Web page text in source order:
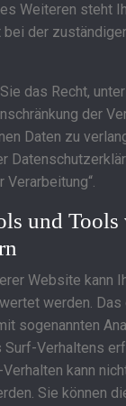
Weiteren steht
bei der
das Recht,
der
Daten zu
Verarbeitung“.
und Tools
Website kann
werden. Das
sogenannten
Surf-Verhaltens
kann
Sie können